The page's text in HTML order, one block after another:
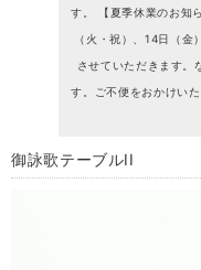
す。 【夏季休業のお知
（火・祝）、14日（
させていただきます。
す。ご不便をおかけい
御詠歌テーブルII